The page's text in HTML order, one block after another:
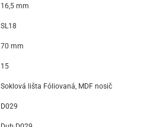
16,5 mm
SL18
70 mm
15
Soklová lišta Fóliovaná, MDF nosič
D029